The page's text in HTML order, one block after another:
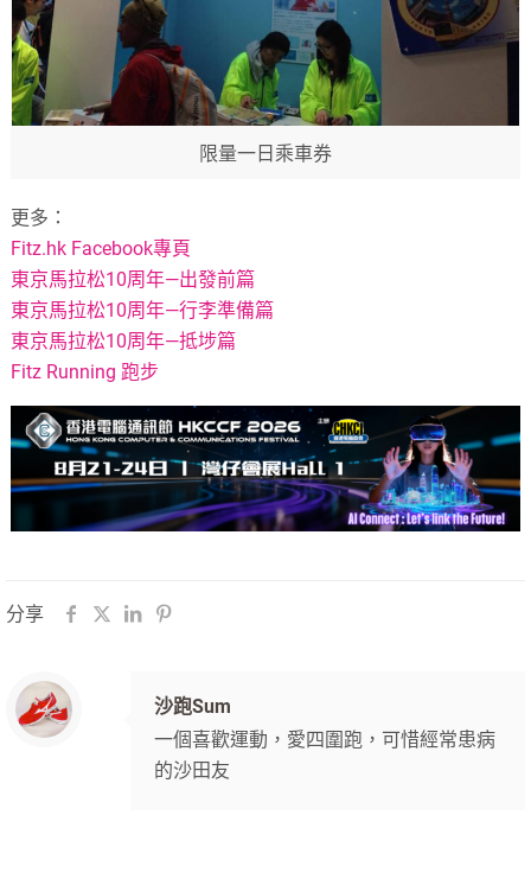
限量一日乘車券
更多：
Fitz.hk Facebook專頁
東京馬拉松10周年—出發前篇
東京馬拉松10周年—行李準備篇
東京馬拉松10周年—抵埗篇
Fitz Running 跑步
分享
沙跑Sum
一個喜歡運動，愛四圍跑，可惜經常患病
的沙田友